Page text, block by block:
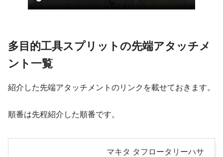
多目的工具スプリットの先端アタッチメ
ント一覧
紹介した先端アタッチメントのリンクを載せておきます。
順番は先程紹介した順番です。
マキタ タフロータリーハサ